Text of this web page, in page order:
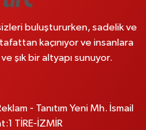
buluştururken, sadelik ve
kaçınıyor ve insanlara
şık bir altyapı sunuyor.
- Tanıtım Yeni Mh. İsmail
TİRE-İZMİR